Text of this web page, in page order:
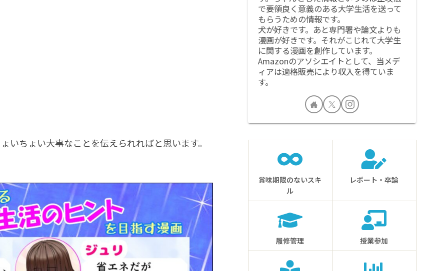
いちょい大事なことを伝えられればと思います。
で要領良く意義のある大学生活を送って
もらうための情報です。
犬が好きです。あと専門署や論文よりも
漫画が好きです。それがこじれて大学生
に関する漫画を創作しています。
Amazonのアソシエイトとして、当メデ
ィアは適格販売により収入を得ていま
す。
賞味期限のないスキ
ル
レポート・卒論
履修管理 授業参加